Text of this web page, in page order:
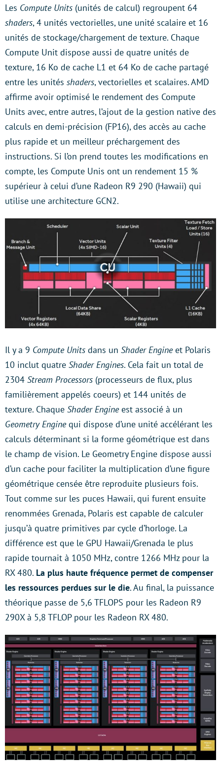
Les Compute Units (unités de calcul) regroupent 64
shaders, 4 unités vectorielles, une unité scalaire et 16
unités de stockage/chargement de texture. Chaque
Compute Unit dispose aussi de quatre unités de
texture, 16 Ko de cache L1 et 64 Ko de cache partagé
entre les unités shaders, vectorielles et scalaires. AMD
affirme avoir optimisé le rendement des Compute
Units avec, entre autres, l’ajout de la gestion native des
calculs en demi-précision (FP16), des accès au cache
plus rapide et un meilleur préchargement des
instructions. Si l’on prend toutes les modifications en
compte, les Compute Unis ont un rendement 15 %
supérieur à celui d’une Radeon R9 290 (Hawaii) qui
utilise une architecture GCN2.
Il y a 9 Compute Units dans un Shader Engineet Polaris
10 inclut quatre Shader Engines. Cela fait un total de
2304 Stream Processors (processeurs de flux, plus
familièrement appelés coeurs) et 144 unités de
texture. Chaque Shader Engineest associé à un
Geometry Enginequi dispose d’une unité accélérant les
calculs déterminant si la forme géométrique est dans
le champ de vision. Le Geometry Engine dispose aussi
d’un cache pour faciliter la multiplication d’une figure
géométrique censée être reproduite plusieurs fois.
Tout comme sur les puces Hawaii, qui furent ensuite
renommées Grenada, Polaris est capable de calculer
jusqu’à quatre primitives par cycle d’horloge. La
différence est que le GPU Hawaii/Grenada le plus
rapide tournait à 1050 MHz, contre 1266 MHz pour la
RX 480. La plus haute fréquence permet de compenser
les ressources perdues sur le die. Au final, la puissance
théorique passe de 5,6 TFLOPS pour les Radeon R9
290X à 5,8 TFLOP pour les Radeon RX 480.